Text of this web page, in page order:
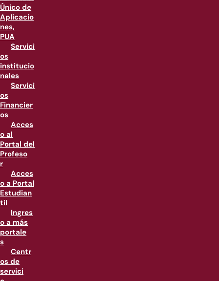
Único de
Aplicacio
nes,
PUA
Servici
os
institucio
nales
Servici
os
Financier
os
Acces
o al
Portal del
Profeso
r
Acces
o a Portal
Estudian
til
Ingres
o a más
portale
s
Centr
os de
servici